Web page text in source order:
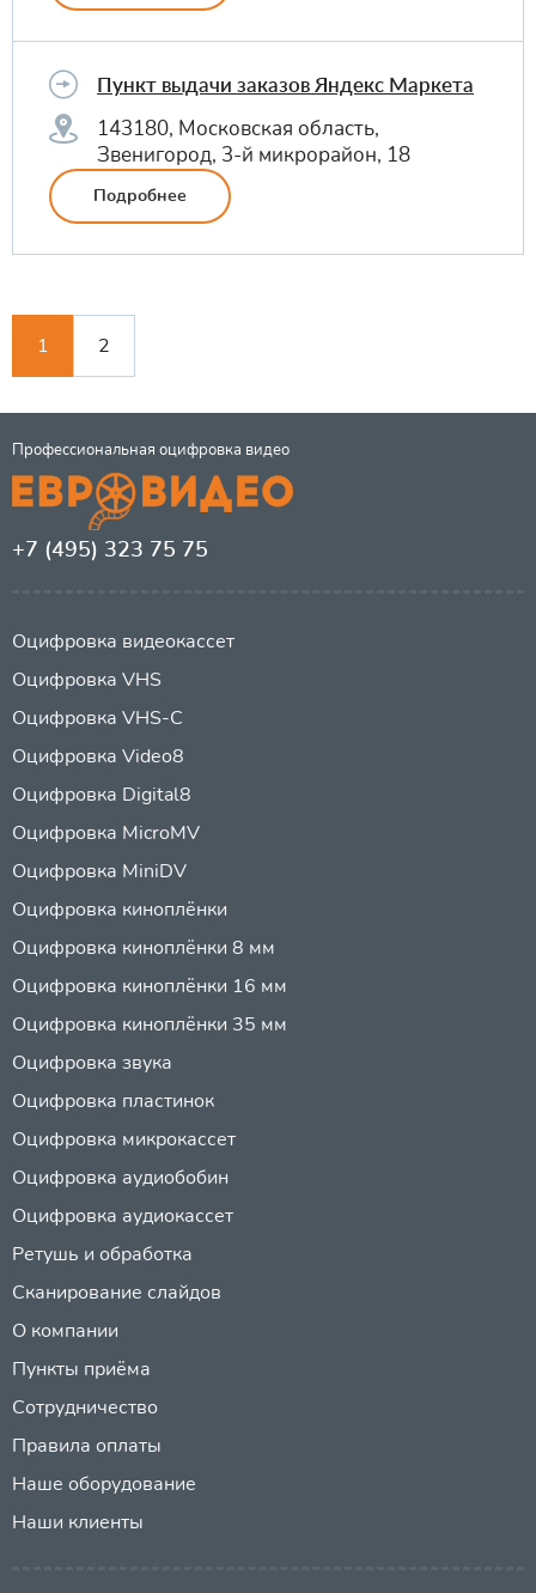
Пункт выдачи заказов Яндекс Маркета
143180, Московская область,
Звенигород, 3-й микрорайон, 18
Подробнее
1 2
Профессиональная оцифровка видео
+7 (495) 323 75 75
Оцифровка видеокассет
Оцифровка VHS
Оцифровка VHS-C
Оцифровка Video8
Оцифровка Digital8
Оцифровка MicroMV
Оцифровка MiniDV
Оцифровка киноплёнки
Оцифровка киноплёнки 8 мм
Оцифровка киноплёнки 16 мм
Оцифровка киноплёнки 35 мм
Оцифровка звука
Оцифровка пластинок
Оцифровка микрокассет
Оцифровка аудиобобин
Оцифровка аудиокассет
Ретушь и обработка
Сканирование слайдов
О компании
Пункты приёма
Сотрудничество
Правила оплаты
Наше оборудование
Наши клиенты